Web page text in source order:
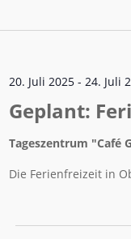
Geplant:
20. Juli 2025 -24. Juli
Tageszentrum "Café
Die Ferienfreizeit in